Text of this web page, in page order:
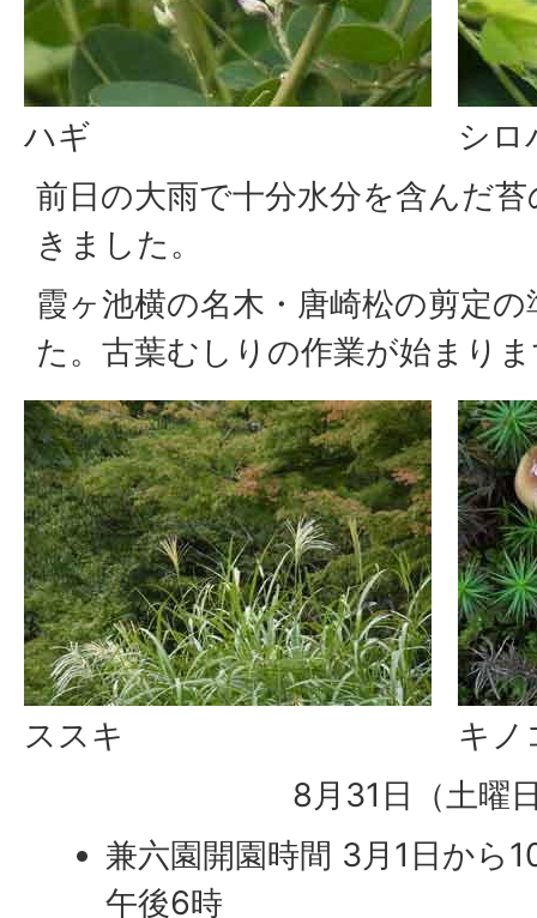
ハギ
シロ
前日の大雨で十分水分を含んだ
きました。
霞ヶ池横の名木・唐崎松の剪定
た。古葉むしりの作業が始まり
ススキ
キノ
8月31日（土曜
兼六園開園時間 3月1日から
午後6時